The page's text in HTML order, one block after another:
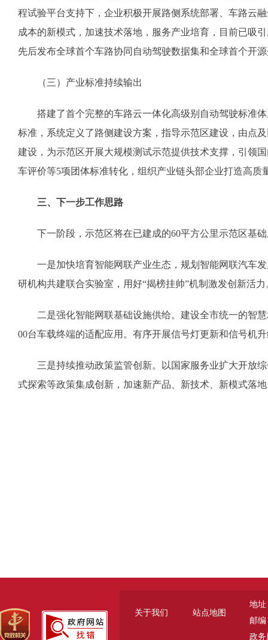
程试验平台支持下，企业积极开展路侧系统部署、车路云
成本的新模式，加速技术落地，服务产业培育，目前已吸
先后发布全球首个车路协同自动驾驶数据集和全球首个开
（三）产业标准持续输出
搭建了首个完整的车路云一体化高级别自动驾驶标准体
标准，系统定义了路侧建设方案，指导示范区建设，由点
建设，为示范区开展大规模测试示范提供技术支撑，引领
车评价等5项团体标准转化，组织产业链头部企业打造高质
三、下一步工作思路
下一阶段，示范区将在已建成的60平方公里示范区基础
一是加快培育智能网联产业生态，规划智能网联汽车发
研机构共建联合实验室，用好“揭榜挂帅”机制激发创新活力
二是强化智能网联基础设施供给。建设全市统一的智慧
00台车载终端的适配应用。有序开展信号灯更新和信号机
三是持续推动政策监管创新。以国家服务业扩大开放综
式探索等政策集成创新，加速新产品、新技术、新模式落
关于我们 站点地图
地址
邮编
政务